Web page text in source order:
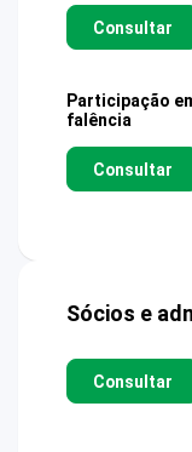
Consultar
Participação
falência
Consultar
Sócios e
Consultar